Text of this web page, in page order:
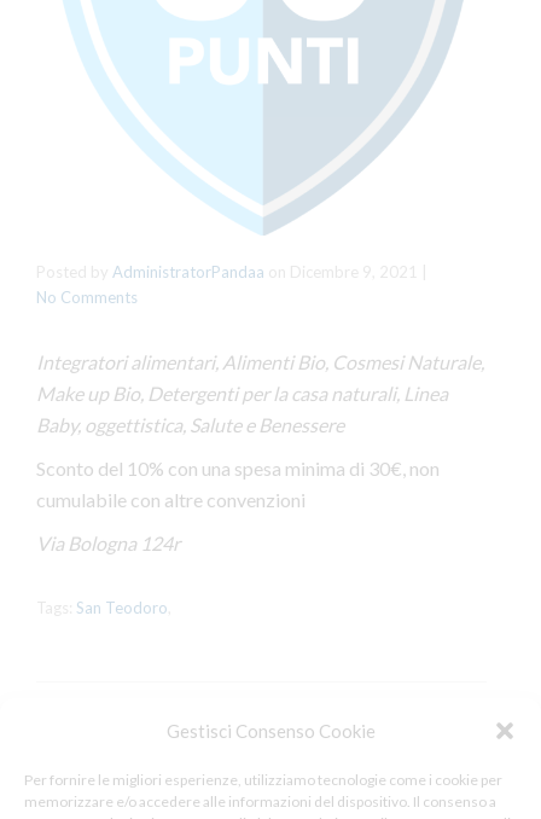
Gestisci Consenso Cookie
Per fornire le migliori esperienze, utilizziamo tecnologie come i cookie per
memorizzare e/o accedere alle informazioni del dispositivo. Il consenso a
AdministratorPandaa
No Comments
Integratori alimentari, Alimenti Bio, Cosmesi Naturale,
Make up Bio, Detergenti per la casa naturali, Linea
Baby, oggettistica, Salute e Benessere
Sconto del 10% con una spesa minima di 30€, non
cumulabile con altre convenzioni
Via Bologna 124r
San Teodoro
You must belogged into post a comment.